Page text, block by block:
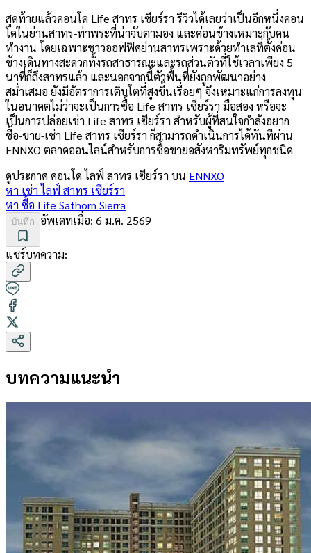
สุดท้ายแล้วคอนโด Life สาทร เซียร์รา รีวิวได้เลยว่าเป็นอีกหนึ่งคอน
โดในย่านสาทร-ท่าพระที่น่าจับตามอง และค่อนข้างเหมาะกับคน
ทำงาน โดยเฉพาะชาวออฟฟิศย่านสาทรเพราะด้วยทำเลที่ตั้งค่อน
ข้างเดินทางสะดวกทั้งรถสาธารณะและรถส่วนตัวที่ใช้เวลาเพียง 5
นาที่ก็ถึงสาทรแล้ว และนอกจากนี้ตัวพื้นที่ยังถูกพัฒนาอย่าง
สม่ำเสมอ ยังมีอัตราการเติบโตที่สูงขึ้นเรื่อยๆ จึงเหมาะแก่การลงทุน
ในอนาคตไม่ว่าจะเป็นการซื้อ Life สาทร เซียร์รา มือสอง หรือจะ
เป็นการปล่อยเช่า Life สาทร เซียร์รา สำหรับผู้ที่สนใจกำลังอยาก
ซื้อ-ขาย-เช่า Life สาทร เซียร์รา ก็สามารถดำเนินการได้ทันทีผ่าน
ENNXO ตลาดออนไลน์สำหรับการซื้อขายอสังหาริมทรัพย์ทุกชนิด
ดูประกาศ คอนโดไลฟ์ สาทร เซียร์รา บน ENNXO
หา เช่าไลฟ์ สาทร เซียร์รา
หา ซื้อ Life Sathorn Sierra
บันทึก อัพเดทเมื่อ: 6 ม.ค. 2569
แชร์บทความ:
บทความแนะนำ